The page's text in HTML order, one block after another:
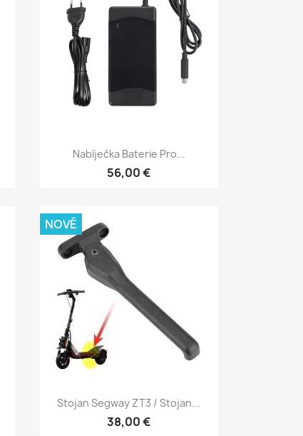
Rychlý náhled
Nabíječka Baterie Pro...
56,00 €
Rychlý náhled
Stojan Segway ZT3 / Stojan...
38,00 €
NOVÉ